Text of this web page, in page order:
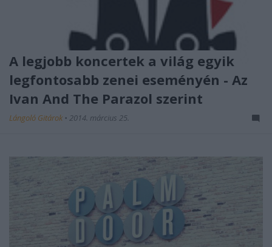
A legjobb koncertek a világ egyik
legfontosabb zenei eseményén - Az
Ivan And The Parazol szerint
Lángoló Gitárok • 2014. március 25.